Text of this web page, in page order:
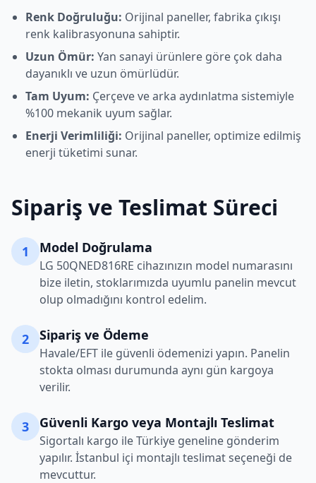
Renk Doğruluğu: Orijinal paneller, fabrika çıkışı
renk kalibrasyonuna sahiptir.
Uzun Ömür: Yan sanayi ürünlere göre çok daha
dayanıklı ve uzun ömürlüdür.
Tam Uyum: Çerçeve ve arka aydınlatma sistemiyle
%100 mekanik uyum sağlar.
Enerji Verimliliği: Orijinal paneller, optimize edilmiş
enerji tüketimi sunar.
Sipariş ve Teslimat Süreci
1 Model Doğrulama
LG 50QNED816RE cihazınızın model numarasını
bize iletin, stoklarımızda uyumlu panelin mevcut
olup olmadığını kontrol edelim.
2 Sipariş ve Ödeme
Havale/EFT ile güvenli ödemenizi yapın. Panelin
stokta olması durumunda aynı gün kargoya
verilir.
3 Güvenli Kargo veya Montajlı Teslimat
Sigortalı kargo ile Türkiye geneline gönderim
yapılır. İstanbul içi montajlı teslimat seçeneği de
mevcuttur.